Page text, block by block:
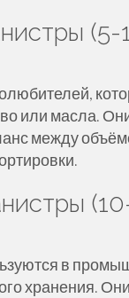
(5-
или масла.
между
в
хранения.